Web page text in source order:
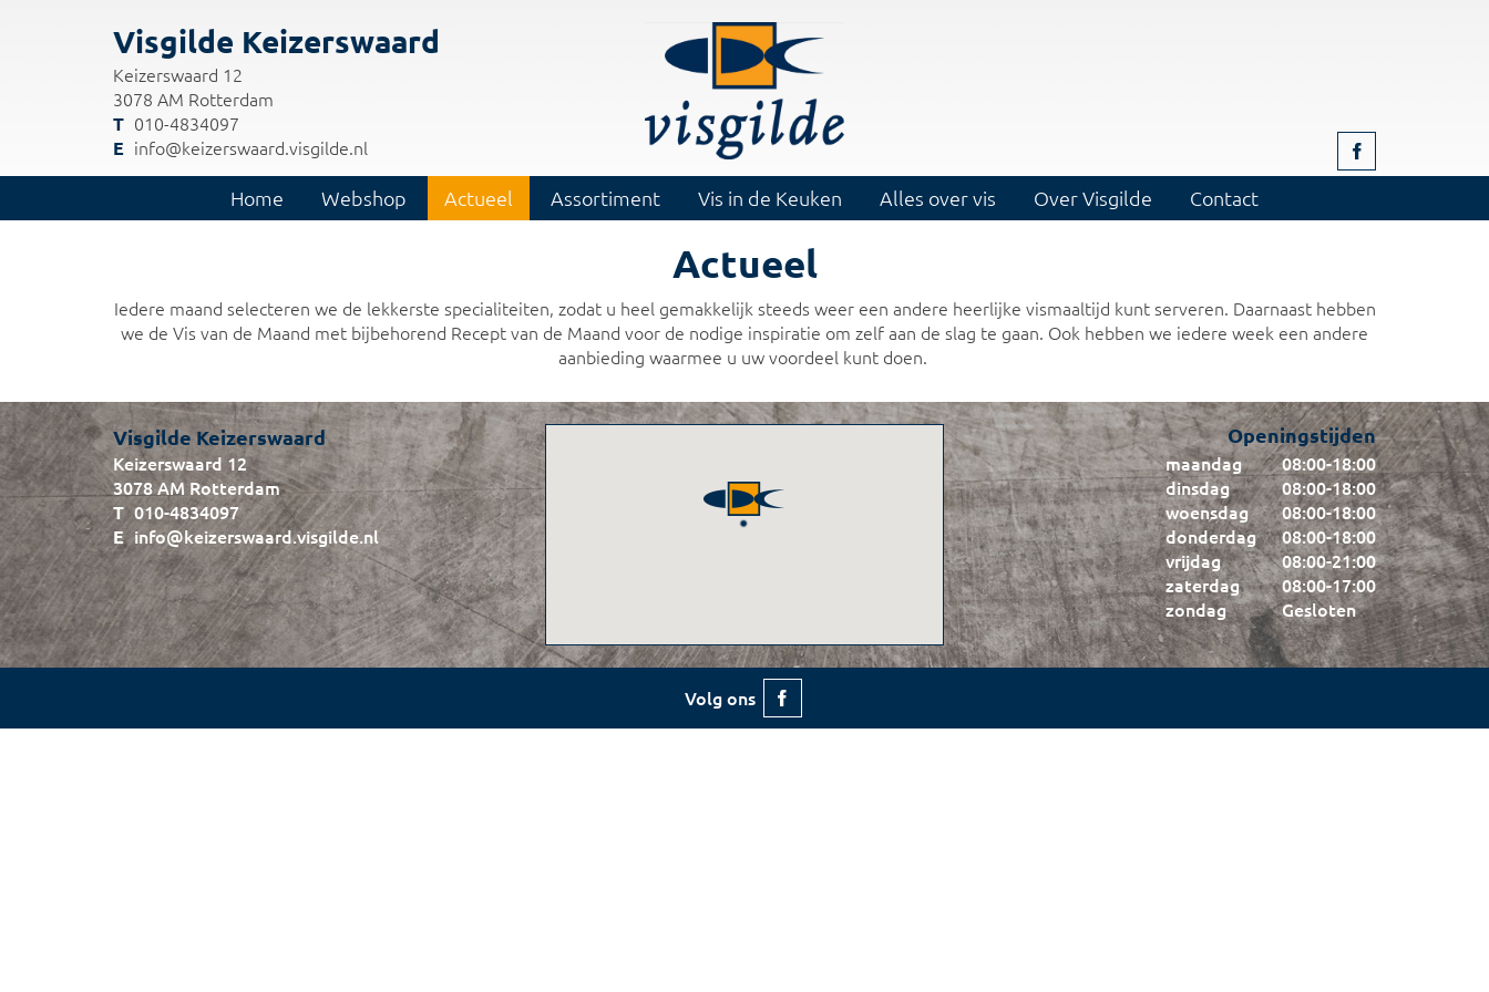
Visgilde Keizerswaard
Keizerswaard 12
3078 AM Rotterdam
010-4834097
info@keizerswaard.visgilde.nl
Home Webshop Actueel Assortiment Vis in de Keuken Alles over vis Over Visgilde Contact
Actueel
Iedere maand selecteren we de lekkerste specialiteiten, zodat u heel gemakkelijk steeds weer een andere heerlijke vismaaltijd kunt serveren. Daarnaast hebben
we de Vis van de Maand met bijbehorend Recept van de Maand voor de nodige inspiratie om zelf aan de slag te gaan. Ook hebben we iedere week een andere
aanbieding waarmee u uw voordeel kunt doen.
Visgilde Keizerswaard
Keizerswaard 12
3078 AM Rotterdam
010-4834097
info@keizerswaard.visgilde.nl
Openingstijden
maandag 08:00-18:00
dinsdag
08:00-18:00
woensdag
08:00-18:00
donderdag
08:00-18:00
vrijdag
08:00-21:00
zaterdag
08:00-17:00
zondag
Gesloten